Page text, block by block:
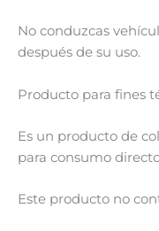
No conduzcas
después de su uso.
Producto para fines
Es un producto de
para consumo
Este producto no